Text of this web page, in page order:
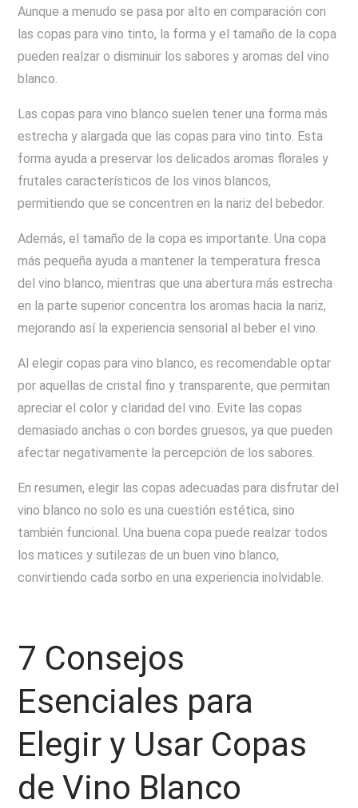
Aunque a menudo se pasa por alto en comparación con
las copas para vino tinto, la forma y el tamaño de la copa
pueden realzar o disminuir los sabores y aromas del vino
blanco.
Las copas para vino blanco suelen tener una forma más
estrecha y alargada que las copas para vino tinto. Esta
forma ayuda a preservar los delicados aromas florales y
frutales característicos de los vinos blancos,
permitiendo que se concentren en la nariz del bebedor.
Además, el tamaño de la copa es importante. Una copa
más pequeña ayuda a mantener la temperatura fresca
del vino blanco, mientras que una abertura más estrecha
en la parte superior concentra los aromas hacia la nariz,
mejorando así la experiencia sensorial al beber el vino.
Al elegir copas para vino blanco, es recomendable optar
por aquellas de cristal fino y transparente, que permitan
apreciar el color y claridad del vino. Evite las copas
demasiado anchas o con bordes gruesos, ya que pueden
afectar negativamente la percepción de los sabores.
En resumen, elegir las copas adecuadas para disfrutar del
vino blanco no solo es una cuestión estética, sino
también funcional. Una buena copa puede realzar todos
los matices y sutilezas de un buen vino blanco,
convirtiendo cada sorbo en una experiencia inolvidable.
7 Consejos
Esenciales para
Elegir y Usar Copas
de Vino Blanco